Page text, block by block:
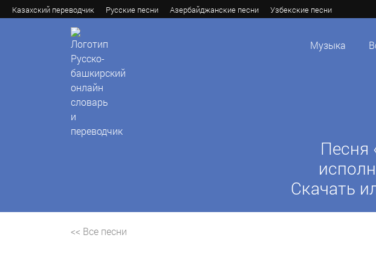
Казахский переводчик Русские песни Азербайджанские песни Узбекские песни
Музыка
Песня
Скачать
<< Все песни